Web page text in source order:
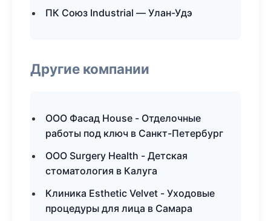
ПК Союз Industrial — Улан-Удэ
Другие компании
ООО Фасад House - Отделочные
работы под ключ в Санкт-Петербург
ООО Surgery Health - Детская
стоматология в Калуга
Клиника Esthetic Velvet - Уходовые
процедуры для лица в Самара